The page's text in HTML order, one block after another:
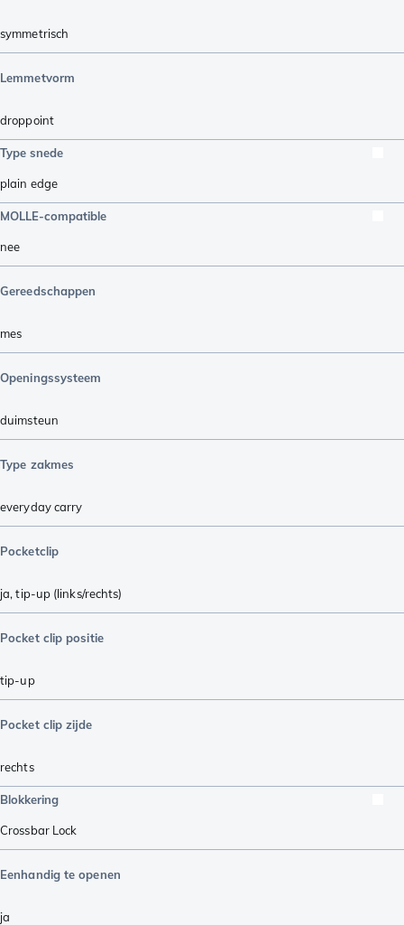
symmetrisch
Lemmetvorm
droppoint
Type snede
plain edge
MOLLE-compatible
nee
Gereedschappen
mes
Openingssysteem
duimsteun
Type zakmes
everyday carry
Pocketclip
ja, tip-up (links/rechts)
Pocket clip positie
tip-up
Pocket clip zijde
rechts
Blokkering
Crossbar Lock
Eenhandig te openen
ja